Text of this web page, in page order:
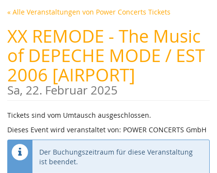
Zum
Inhalt
springen
« Alle Veranstaltungen von Power Concerts Tickets
XX REMODE - The Music
of DEPECHE MODE / EST
2006 [AIRPORT]
Sa, 22. Februar 2025
Tickets sind vom Umtausch ausgeschlossen.
Dieses Event wird veranstaltet von: POWER CONCERTS GmbH
Der Buchungszeitraum für diese Veranstaltung
ist beendet.